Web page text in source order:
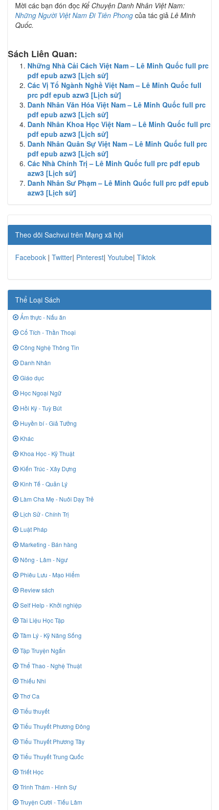
Mời các bạn đón đọc Kể Chuyện Danh Nhân Việt Nam:
Những Người Việt Nam Đi Tiên Phong của tác giả Lê Minh
Quốc.
Sách Liên Quan:
Những Nhà Cải Cách Việt Nam – Lê Minh Quốc full prc
pdf epub azw3 [Lịch sử]
Các Vị Tổ Ngành Nghề Việt Nam – Lê Minh Quốc full
prc pdf epub azw3 [Lịch sử]
Danh Nhân Văn Hóa Việt Nam – Lê Minh Quốc full prc
pdf epub azw3 [Lịch sử]
Danh Nhân Khoa Học Việt Nam – Lê Minh Quốc full prc
pdf epub azw3 [Lịch sử]
Danh Nhân Quân Sự Việt Nam – Lê Minh Quốc full prc
pdf epub azw3 [Lịch sử]
Các Nhà Chính Trị – Lê Minh Quốc full prc pdf epub
azw3 [Lịch sử]
Danh Nhân Sư Phạm – Lê Minh Quốc full prc pdf epub
azw3 [Lịch sử]
Theo dõi Sachvui trên Mạng xã hội
Facebook | Twitter| Pinterest| Youtube| Tiktok
Thể Loại Sách
Ẩm thực - Nấu ăn
Cổ Tích - Thần Thoại
Công Nghệ Thông Tin
Danh Nhân
Giáo dục
Học Ngoại Ngữ
Hồi Ký - Tuỳ Bút
Huyền bí - Giả Tưởng
Khác
Khoa Học - Kỹ Thuật
Kiến Trúc - Xây Dựng
Kinh Tế - Quản Lý
Làm Cha Mẹ - Nuôi Dạy Trẻ
Lịch Sử - Chính Trị
Luật Pháp
Marketing - Bán hàng
Nông - Lâm - Ngư
Phiêu Lưu - Mạo Hiểm
Review sách
Self Help - Khởi nghiệp
Tài Liệu Học Tập
Tâm Lý - Kỹ Năng Sống
Tập Truyện Ngắn
Thể Thao - Nghệ Thuật
Thiếu Nhi
Thơ Ca
Tiểu thuyết
Tiểu Thuyết Phương Đông
Tiểu Thuyết Phương Tây
Tiểu Thuyết Trung Quốc
Triết Học
Trinh Thám - Hình Sự
Truyện Cười - Tiếu Lâm